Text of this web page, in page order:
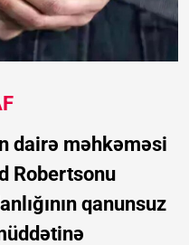
dairə məhkəməsi
Robertsonu
qanunsuz